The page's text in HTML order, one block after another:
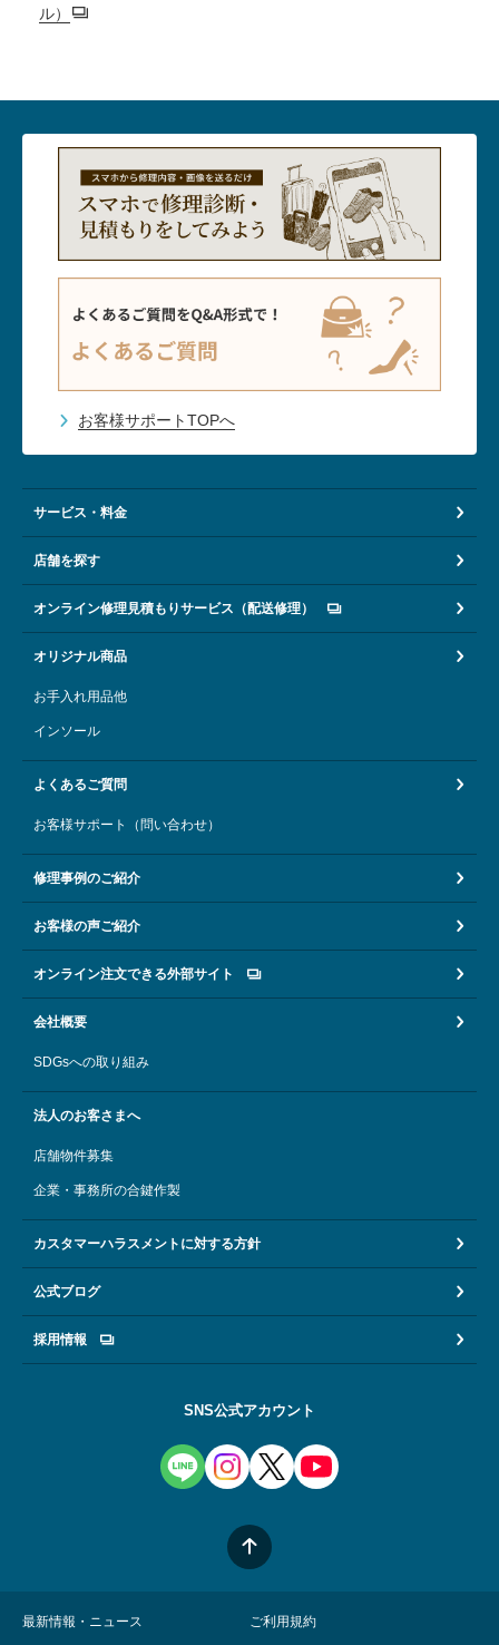
ル）
お客様サポートTOPへ
サービス・料金
店舗を探す
オンライン修理見積もりサービス（配送修理）
オリジナル商品
お手入れ用品他
インソール
よくあるご質問
お客様サポート（問い合わせ）
修理事例のご紹介
お客様の声ご紹介
オンライン注文できる外部サイト
会社概要
SDGsへの取り組み
法人のお客さまへ
店舗物件募集
企業・事務所の合鍵作製
カスタマーハラスメントに対する方針
公式ブログ
採用情報
SNS公式アカウント
最新情報・ニュース ご利用規約